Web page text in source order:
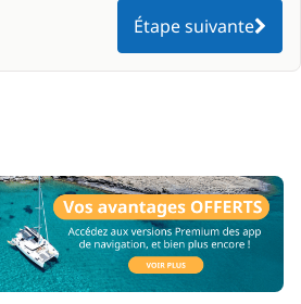
Étape suivante